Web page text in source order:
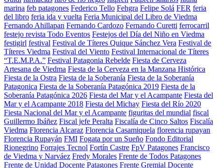
marina feb patagones Federico Tello Fehgra Felipe Solá FER feria
del libro feria ida y vuelta Feria Municipal del Libro de Viedma
Fernando Ahillapan Fernando Cardozo Fernando Curetti ferrocarril
festejo revista Todo Eventos Festejos del Día del Niño en Viedma
festigirl festival Festival de Títeres Quique Sánchez Vera Festival de
Títeres Viedma Festival del Viento Festival Internacional de Títeres
“T.E.M.P.A.” Festival Patagonia Rebelde Fiesta de Cerveza
Artesana de Viedma Fiesta de la Cerveza en la Manzana Histórica
Fiesta de la Ostra Fiesta de la Soberanía Fiesta de la Soberanía
Patagonica Fiesta de la Soberanía Patagónica 2019 Fiesta de la
Soberanía Patagónica 2026 Fiesta del Mar y el Acampante Fiesta del
Mar y el Acampante 2018 Fiesta del Michay Fiesta del Río 2020
Fiesta Nacional del Mar y el Acampante figuritas del mundial fiscal
Guillermo Ibáñez Fiscal jefe Peralta Fiscalía de Cinco Saltos Fiscalía
Viedma Florencia Alcaraz Florencia Casamiquela florencia rupayan
Florencia Rupayán FMI Fogata por un Sueño Fondo Editorial
Rionegrino Forrajes Tecnol Fortín Castre FpV Patagones Francisco
de Viedma y Narváez Fredy Morales Frente de Todos Patagones
Frente de Unidad Docente Patagones Frente Gremial Docente